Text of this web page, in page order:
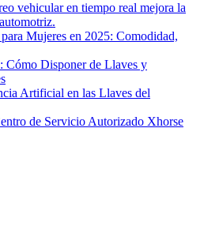
vehicular en tiempo real mejora la
Mujeres en 2025: Comodidad,
Cómo Disponer de Llaves y
Artificial en las Llaves del
de Servicio Autorizado Xhorse